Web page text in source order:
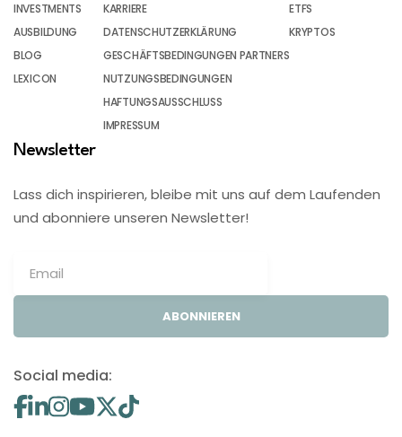
INVESTMENTS
AUSBILDUNG
BLOG
LEXICON
KARRIERE
DATENSCHUTZERKLÄRUNG
GESCHÄFTSBEDINGUNGEN PARTNERS
NUTZUNGSBEDINGUNGEN
HAFTUNGSAUSSCHLUSS
IMPRESSUM
ETFS
KRYPTOS
Newsletter
Lass dich inspirieren, bleibe mit uns auf dem Laufenden
und abonniere unseren Newsletter!
ABONNIEREN
Social media: